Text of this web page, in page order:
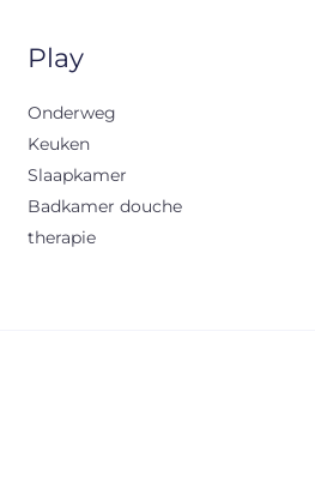
Play
Onderweg
Keuken
Slaapkamer
Badkamer douche
therapie